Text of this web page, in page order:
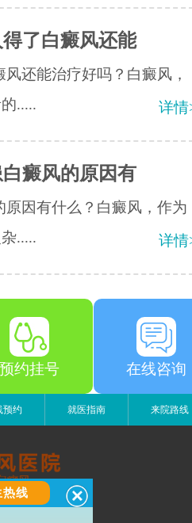
了白癜风还能
还能治疗好吗？白癜风，
.....
详情
癜风的原因有
因有什么？白癜风，作为
.....
详情
预约挂号 在线咨询
预约 就医指南 来院路线
热线